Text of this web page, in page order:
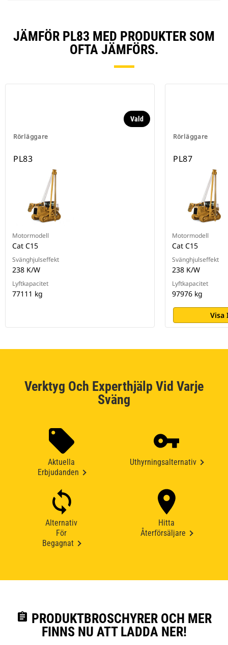
JÄMFÖR PL83 MED PRODUKTER SOM
OFTA JÄMFÖRS.
Rörläggare
Vald
PL83
Motormodell
Cat C15
Svänghjulseffekt
238 K/W
Lyftkapacitet
77111 kg
Rörläggare
PL87
Motormodell
Cat C15
Svänghjulseffekt
238 K/W
Lyftkapacitet
97976 kg
Visa
Verktyg Och Experthjälp Vid Varje
Sväng
Aktuella
Erbjudanden
Uthyrningsalternativ
Alternativ
För
Begagnat
Hitta
Återförsäljare
assignment PRODUKTBROSCHYRER OCH MER
FINNS NU ATT LADDA NER!